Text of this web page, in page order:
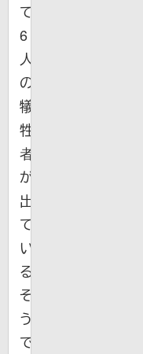
て
6
人
の
犠
牲
者
が
出
て
い
る
そ
う
で